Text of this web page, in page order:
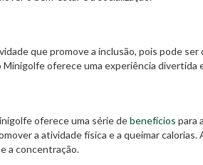
que promove a inclusão, pois pode
oferece uma experiência divertida
oferece uma série debenefícios para
a atividade física e a queimar calorias.
a concentração.